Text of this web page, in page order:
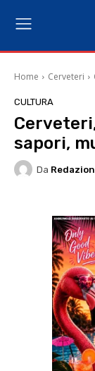
Home Cerveteri
CULTURA
sapori,
Da